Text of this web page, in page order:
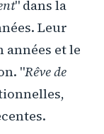
" dans la
Leur
années et le
"Rêve de